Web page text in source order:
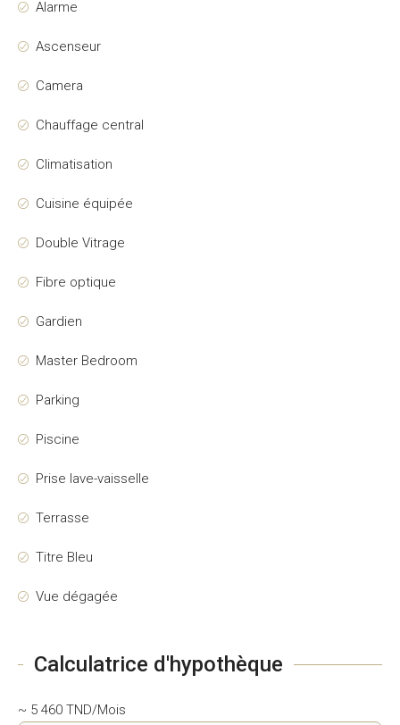
Alarme
Ascenseur
Camera
Chauffage central
Climatisation
Cuisine équipée
Double Vitrage
Fibre optique
Gardien
Master Bedroom
Parking
Piscine
Prise lave-vaisselle
Terrasse
Titre Bleu
Vue dégagée
Calculatrice d'hypothèque
~ 5 460 TND/Mois